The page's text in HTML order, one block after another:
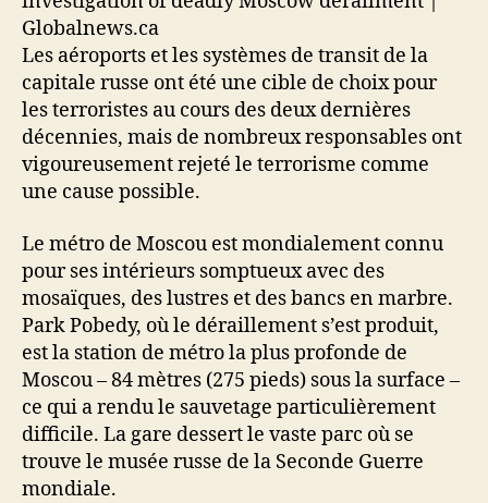
Les aéroports et les systèmes de transit de la
capitale russe ont été une cible de choix pour
les terroristes au cours des deux dernières
décennies, mais de nombreux responsables ont
vigoureusement rejeté le terrorisme comme
une cause possible.
Le métro de Moscou est mondialement connu
pour ses intérieurs somptueux avec des
mosaïques, des lustres et des bancs en marbre.
Park Pobedy, où le déraillement s’est produit,
est la station de métro la plus profonde de
Moscou – 84 mètres (275 pieds) sous la surface –
ce qui a rendu le sauvetage particulièrement
difficile. La gare dessert le vaste parc où se
trouve le musée russe de la Seconde Guerre
mondiale.